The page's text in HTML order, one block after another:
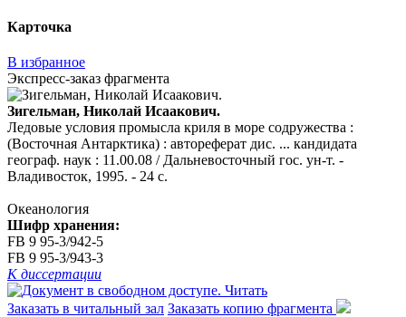
Карточка
В избранное
Экспресс-заказ фрагмента
Зигельман, Николай Исаакович.
Ледовые условия промысла криля в море содружества :
(Восточная Антарктика) : автореферат дис. ... кандидата
географ. наук : 11.00.08 / Дальневосточный гос. ун-т. -
Владивосток, 1995. - 24 с.
Океанология
Шифр хранения:
FB 9 95-3/942-5
FB 9 95-3/943-3
К диссертации
Читать
Заказать в читальный зал Заказать копию фрагмента